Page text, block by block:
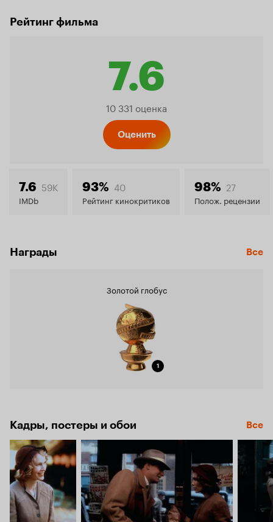
Рейтинг фильма
7.6
Рейтинг
7.6
10 331 оценка
Оценить
7.6 59K
IMDb
93% 40
Рейтинг кинокритиков
98% 27
Полож. рецензии
Награды Все
Золотой глобус
1
Кадры, постеры и обои Все